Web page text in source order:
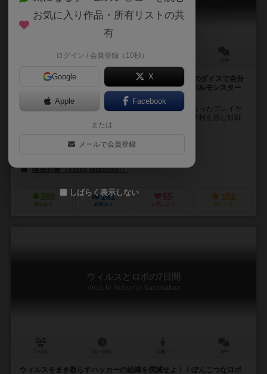
45～60分
総勢24体のモンスターの中から相棒を選び！ 90個ものダイスで自分
好みに鍛え上げ！ 自らのダイス運・カード運でライバルモンスター
に勝利しよう！
『Monsters Rhapsody』は、モンスターブリーダーとなったプレイヤ
ーが相棒となるモンスターを選び、育成し、戦わせて勝利を掴む対戦
ゲームです。 ゲームは育成フェイ...
村崎 神社（Ginger Violet）
喫茶村崎（Kissa Murasaki）
269
興味あり
141
経験あり
55
お気に入り
152
持ってる
ウィルスとロボの7日間
Virus to Robo no Nanokakan
ウィルスをまき散らすハッカーの組織を撲滅せよ！！ぽんこつなロボ
お気に入り作品・所有リストの共
有
ログイン / 会員登録（10秒）
Google X
Apple Facebook
または
メールで会員登録
しばらく表示しない